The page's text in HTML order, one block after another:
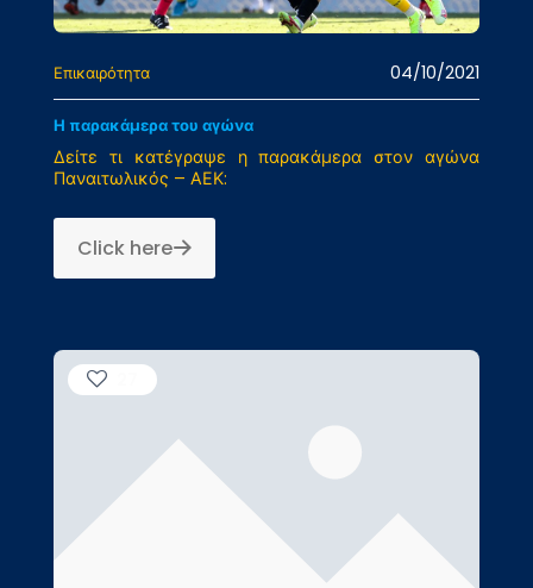
Επικαιρότητα 04/10/2021
Η παρακάμερα του αγώνα
Δείτε τι κατέγραψε η παρακάμερα στον αγώνα
Παναιτωλικός – ΑΕΚ:
Click here